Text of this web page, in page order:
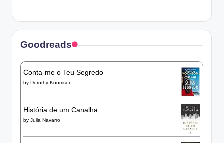
Goodreads
Conta-me o Teu Segredo
by Dorothy Koomson
História de um Canalha
by Julia Navarro